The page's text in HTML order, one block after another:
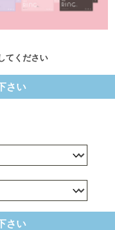
てください
さい
さい